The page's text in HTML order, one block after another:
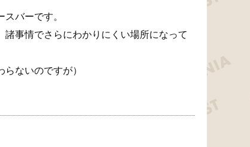
バーです。
事情でさらにわかりにくい場所になって
ないのですが）